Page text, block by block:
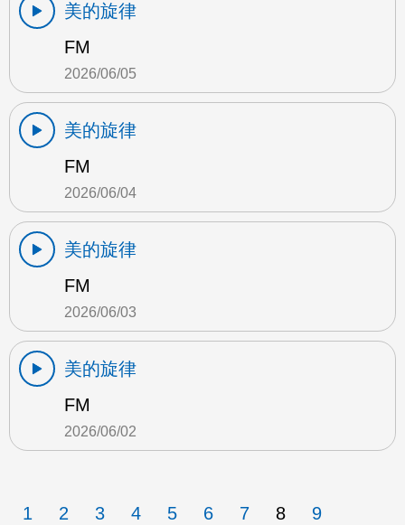
美的旋律
FM
2026/06/05
美的旋律
FM
2026/06/04
美的旋律
FM
2026/06/03
美的旋律
FM
2026/06/02
1 2 3 4 5 6 7 8 9